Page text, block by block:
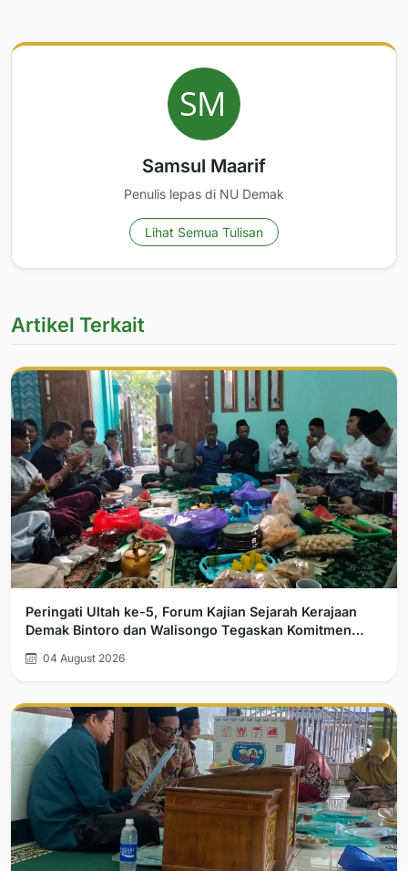
Samsul Maarif
Penulis lepas di NU Demak
Lihat Semua Tulisan
Artikel Terkait
Peringati Ultah ke-5, Forum Kajian Sejarah Kerajaan
Demak Bintoro dan Walisongo Tegaskan Komitmen
04 August 2026